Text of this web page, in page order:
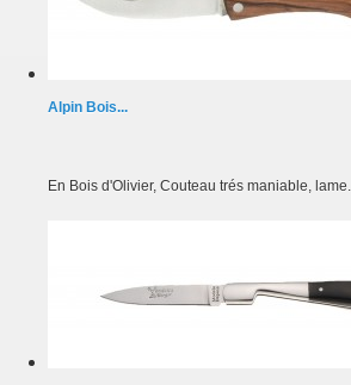
Alpin Bois...
En Bois d'Olivier, Couteau trés maniable, lame...